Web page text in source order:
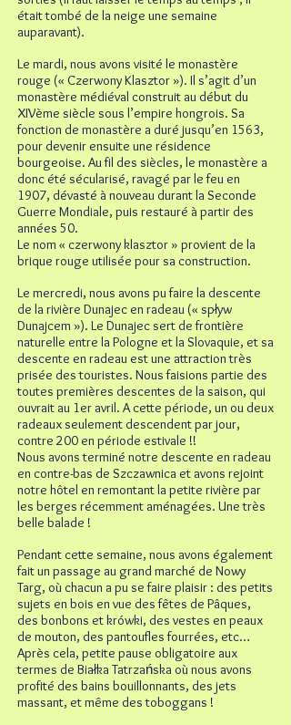
était tombé de la neige une semaine
auparavant).
Le mardi, nous avons visité le monastère
rouge (« Czerwony Klasztor »). Il s’agit d’un
monastère médiéval construit au début du
XIVème siècle sous l’empire hongrois. Sa
fonction de monastère a duré jusqu’en 1563,
pour devenir ensuite une résidence
bourgeoise. Au fil des siècles, le monastère a
donc été sécularisé, ravagé par le feu en
1907, dévasté à nouveau durant la Seconde
Guerre Mondiale, puis restauré à partir des
années 50.
Le nom « czerwony klasztor » provient de la
brique rouge utilisée pour sa construction.
Le mercredi, nous avons pu faire la descente
de la rivière Dunajec en radeau (« spływ
Dunajcem »). Le Dunajec sert de frontière
naturelle entre la Pologne et la Slovaquie, et sa
descente en radeau est une attraction très
prisée des touristes. Nous faisions partie des
toutes premières descentes de la saison, qui
ouvrait au 1er avril. A cette période, un ou deux
radeaux seulement descendent par jour,
contre 200 en période estivale !!
Nous avons terminé notre descente en radeau
en contre-bas de Szczawnica et avons rejoint
notre hôtel en remontant la petite rivière par
les berges récemment aménagées. Une très
belle balade !
Pendant cette semaine, nous avons également
fait un passage au grand marché de Nowy
Targ, où chacun a pu se faire plaisir : des petits
sujets en bois en vue des fêtes de Pâques,
des bonbons et krówki, des vestes en peaux
de mouton, des pantoufles fourrées, etc…
Après cela, petite pause obligatoire aux
termes de Białka Tatrzańska où nous avons
profité des bains bouillonnants, des jets
massant, et même des toboggans !